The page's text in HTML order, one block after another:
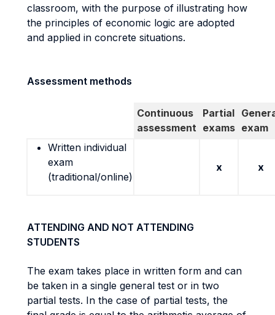
classroom, with the purpose of illustrating how
the principles of economic logic are adopted
and applied in concrete situations.
Assessment methods
Continuous
assessment
Partial
exams exam
Written individual
exam
(traditional/online)
x x
ATTENDING AND NOT ATTENDING
STUDENTS
The exam takes place in written form and can
be taken in a single general test or in two
partial tests. In the case of partial tests, the